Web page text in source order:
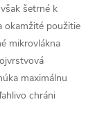
šetrné k
okamžité použitie
mikrovlákna
maximálnu
chráni